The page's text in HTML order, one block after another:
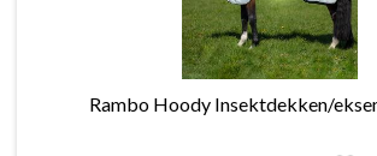
Rambo Hoody Insektdekken/